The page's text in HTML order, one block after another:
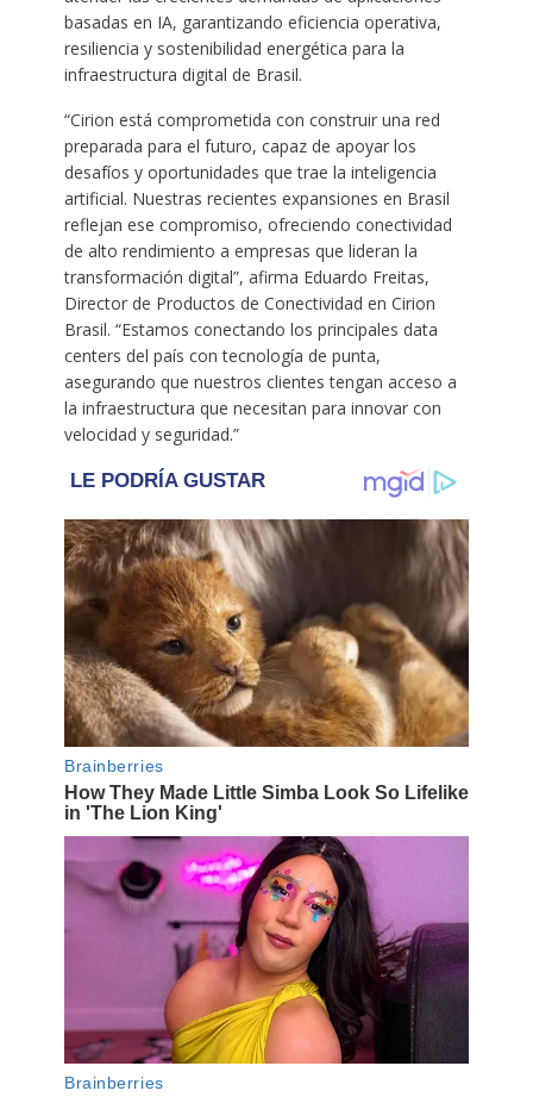
basadas en IA, garantizando eficiencia operativa,
resiliencia y sostenibilidad energética para la
infraestructura digital de Brasil.
“Cirion está comprometida con construir una red
preparada para el futuro, capaz de apoyar los
desafíos y oportunidades que trae la inteligencia
artificial. Nuestras recientes expansiones en Brasil
reflejan ese compromiso, ofreciendo conectividad
de alto rendimiento a empresas que lideran la
transformación digital”, afirma Eduardo Freitas,
Director de Productos de Conectividad en Cirion
Brasil. “Estamos conectando los principales data
centers del país con tecnología de punta,
asegurando que nuestros clientes tengan acceso a
la infraestructura que necesitan para innovar con
velocidad y seguridad.”